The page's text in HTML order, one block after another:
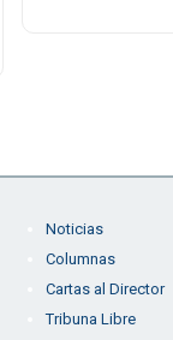
Noticias
Columnas
Cartas al Director
Tribuna Libre